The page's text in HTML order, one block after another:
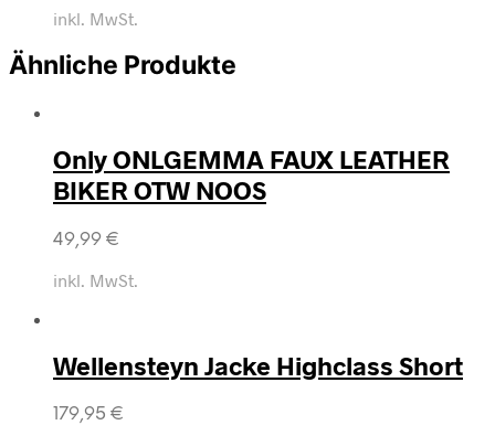
inkl. MwSt.
Ähnliche Produkte
Only ONLGEMMA FAUX LEATHER
BIKER OTW NOOS
49,99 €
inkl. MwSt.
Wellensteyn Jacke Highclass Short
179,95 €